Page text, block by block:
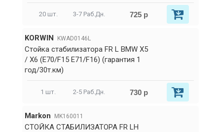
20 шт. 3-7 Раб.Дн. 725 р
KORWIN KWAD0146L
Стойка стабилизатора FR L BMW X5
/ X6 (E70/F15 E71/F16) (гарантия 1
год/30т.км)
1 шт. 2-5 Раб.Дн. 730 р
Markon MK160011
СТОЙКА СТАБИЛИЗАТОРА FR LH